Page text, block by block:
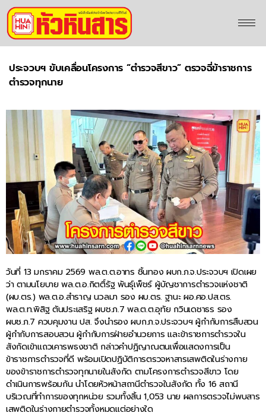
ประจวบฯ ขับเคลื่อนโครงการ “ตำรวจสีขาว” ตรวจฉี่ข้าราชการ
ตำรวจทุกนาย
วันที่ 13 มกราคม 2569 พล.ต.ต.อาทร ชิ้นทอง ผบก.ภ.จ.ประจวบฯ เปิดเผย
ว่า ตามนโยบาย พล.ต.อ.กิตติ์รัฐ พันธุ์เพ็ชร์ ผู้บัญชาการตำรวจแห่งชาติ
(ผบ.ตร.) พล.ต.อ.สำราญ นวลมา รอง ผบ.ตร. ฐานะ ผอ.ศอ.ปส.ตร.
พล.ต.ท.พิสิฐ ตันประเสริฐ ผบช.ภ.7 พล.ต.ต.อุทัย กวินเดชาธร รอง
ผบช.ภ.7 ควบคุมงาน ปส. จึงนำรอง ผบก.ภ.จ.ประจวบฯ ผู้กำกับการสืบสวน
ผู้กำกับการสอบสวน ผู้กำกับการฝ่ายอำนวยการ และข้าราชการตำรวจใน
สังกัดเข้าแถวเคารพธงชาติ กล่าวคำปฏิญาณตนเพื่อแสดงการเป็น
ข้าราชการตำรวจที่ดี พร้อมเปิดปฏิบัติการตรวจหาสารเสพติดในร่างกาย
ของข้าราชการตำรวจทุกนายในสังกัด ตามโครงการตำรวจสีขาว โดย
ดำเนินการพร้อมกัน นำโดยหัวหน้าสถานีตำรวจในสังกัด ทั้ง 16 สถานี
บริเวณที่ทำการของทุกหน่วย รวมทั้งสิ้น 1,053 นาย ผลการตรวจไม่พบสาร
เสพติดในร่างกายตำรวจทั้งหมดแต่อย่างใด